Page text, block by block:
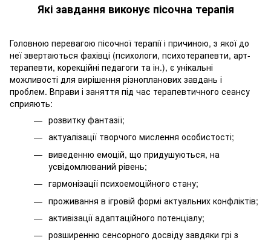
Які завдання виконує пісочна терапія
Головною перевагою пісочної терапії і причиною, з якої до
неї звертаються фахівці (психологи, психотерапевти, арт-
терапевти, корекційні педагоги та ін.), є унікальні
можливості для вирішення різнопланових завдань і
проблем. Вправи і заняття під час терапевтичного сеансу
сприяють:
розвитку фантазії;
актуалізації творчого мислення особистості;
виведенню емоцій, що придушуються, на
усвідомлюваний рівень;
гармонізації психоемоційного стану;
проживання в ігровій формі актуальних конфліктів;
активізації адаптаційного потенціалу;
розширенню сенсорного досвіду завдяки грі з